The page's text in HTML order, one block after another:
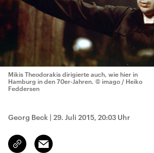
Mikis Theodorakis dirigierte auch, wie hier in
Hamburg in den 70er-Jahren. © imago / Heiko
Feddersen
Georg Beck | 29. Juli 2015, 20:03 Uhr
Link
kopieren/teilen
Email